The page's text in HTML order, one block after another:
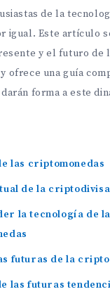
de la
igual. Este artículo
y el futuro de
ofrece una guía
forma a este
las criptomonedas
de la criptodivisa
la tecnología de
futuras de la
las futuras